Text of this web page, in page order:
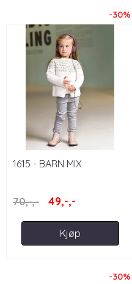
-30%
1615 - BARN MIX
70,-,- 49,-,-
Kjøp
-30%